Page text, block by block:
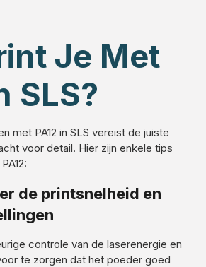
Je Met
SLS?
met PA12 in SLS vereist de juiste
voor detail. Hier zijn enkele tips
de printsnelheid en
controle van de laserenergie en
te zorgen dat het poeder goed